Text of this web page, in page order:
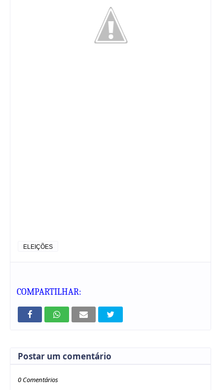
ELEIÇÕES
COMPARTILHAR:
Postar um comentário
0 Comentários